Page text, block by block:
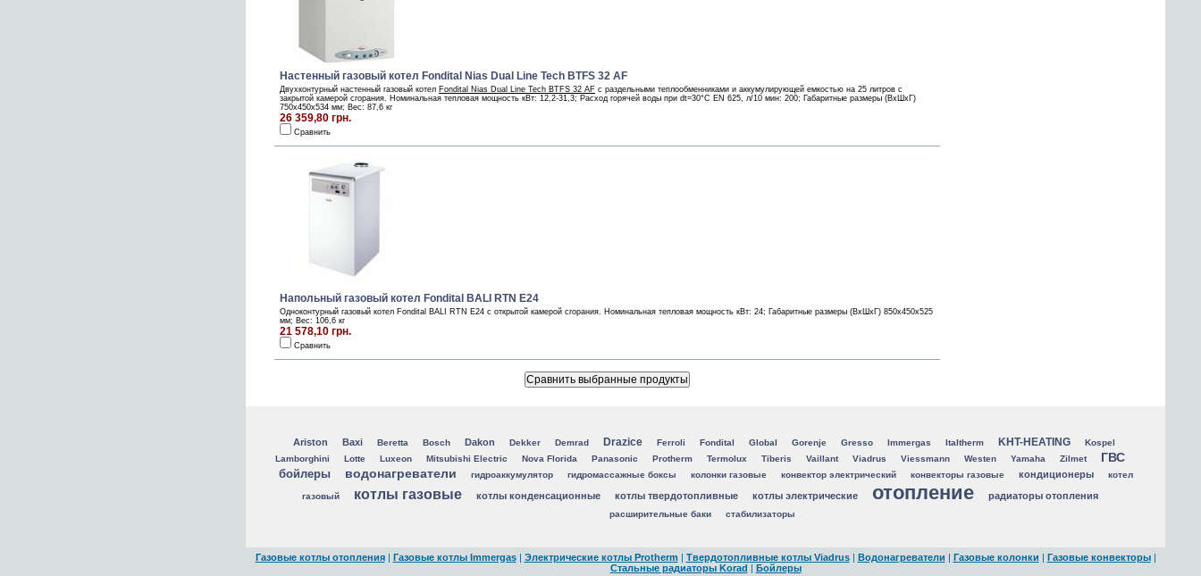
Настенный газовый котел Fondital Nias Dual Line Tech BTFS 32 AF
Двухконтурный настенный газовый котел Fondital Nias Dual Line Tech BTFS 32 AF с раздельными теплообменниками и аккумулирующей емкостью на 25 литров с
закрытой камерой сгорания. Номинальная тепловая мощность кВт: 12,2-31,3; Расход горячей воды при dt=30°С EN 625, л/10 мин: 200; Габаритные размеры (ВхШхГ)
750х450х534 мм; Вес: 87,6 кг
26 359,80 грн.
Сравнить
Напольный газовый котел Fondital BALI RTN E24
Одноконтурный газовый котел Fondital BALI RTN E24 с открытой камерой сгорания. Номинальная тепловая мощность кВт: 24; Габаритные размеры (ВхШхГ) 850x450x525
мм; Вес: 106,6 кг
21 578,10 грн.
Сравнить
Ariston Baxi Beretta Bosch Dakon Dekker Demrad Drazice Ferroli Fondital Global Gorenje Gresso Immergas Italtherm KHT-HEATING
Kospel
Lamborghini
Lotte Luxeon Mitsubishi Electric Nova Florida Panasonic Protherm Termolux Tiberis Vaillant Viadrus Viessmann Westen Yamaha Zilmet ГВС
бойлеры водонагреватели гидроаккумулятор гидромассажные боксы колонки газовые конвектор электрический конвекторы газовые кондиционеры котел
газовый котлы газовые котлы конденсационные котлы твердотопливные котлы электрические отопление радиаторы отопления
расширительные баки стабилизаторы
Газовые котлы отопления| Газовые котлы Immergas| Электрические котлы Protherm | Твердотопливные котлы Viadrus| Водонагреватели | Газовые колонки | Газовые конвекторы|
Стальные радиаторы Korad | Бойлеры